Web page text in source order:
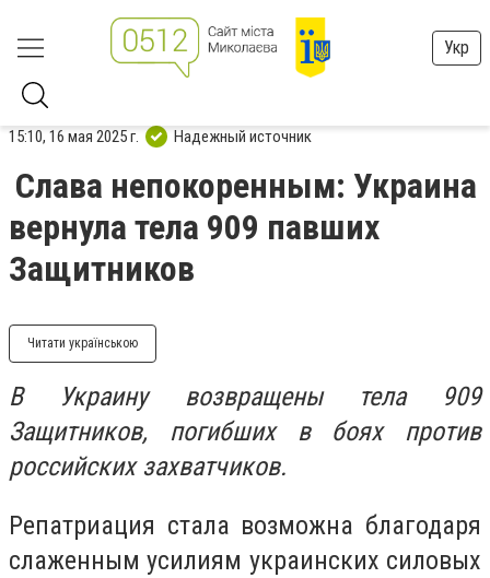
Укр
15:10, 16 мая 2025 г. Надежный источник
Слава непокоренным: Украина
вернула тела 909 павших
Защитников
Читати українською
В Украину возвращены тела 909
Защитников, погибших в боях против
российских захватчиков.
Репатриация стала возможна благодаря
слаженным усилиям украинских силовых